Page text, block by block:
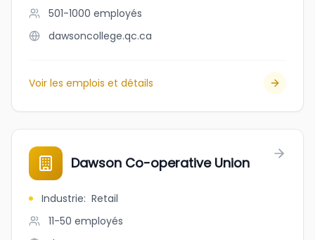
501-1000 employés
dawsoncollege.qc.ca
Voir les emplois et détails
Dawson Co-operative Union
Industrie: Retail
11-50 employés